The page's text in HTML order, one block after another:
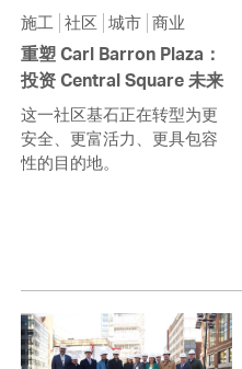
施工 社区 城市 商业
重塑 Carl Barron Plaza：
投资 Central Square 未来
这一社区基石正在转型为更
安全、更富活力、更具包容
性的目的地。